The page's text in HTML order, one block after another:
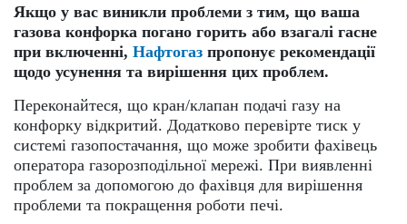
Якщо у вас виникли проблеми з тим, що ваша
газова конфорка погано горить або взагалі гасне
при включенні, Нафтогаз пропонує рекомендації
щодо усунення та вирішення цих проблем.
Переконайтеся, що кран/клапан подачі газу на
конфорку відкритий. Додатково перевірте тиск у
системі газопостачання, що може зробити фахівець
оператора газорозподільної мережі. При виявленні
проблем за допомогою до фахівця для вирішення
проблеми та покращення роботи печі.